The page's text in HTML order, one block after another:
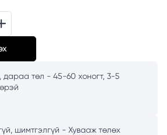
төл - 45-60 хоногт, 3-5
шимтгэлгүй - Хувааж төлөх